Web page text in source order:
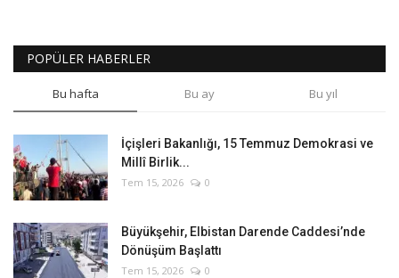
POPÜLER HABERLER
Bu hafta Bu ay Bu yıl
İçişleri Bakanlığı, 15 Temmuz Demokrasi ve
Millî Birlik...
Tem 15, 2026 0
Büyükşehir, Elbistan Darende Caddesi’nde
Dönüşüm Başlattı
Tem 15, 2026 0